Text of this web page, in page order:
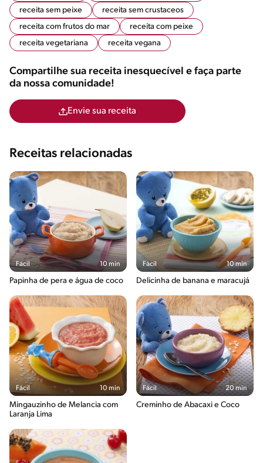
receita sem peixe
receita sem crustaceos
receita com frutos do mar
receita com peixe
receita vegetariana
receita vegana
Compartilhe sua receita inesquecível e faça parte
da nossa comunidade!
Envie sua receita
Receitas relacionadas
Fácil 10 min
Papinha de pera e água de coco
Fácil 10 min
Delicinha de banana e maracujá
Fácil 10 min
Mingauzinho de Melancia com
Laranja Lima
Fácil 20 min
Creminho de Abacaxi e Coco